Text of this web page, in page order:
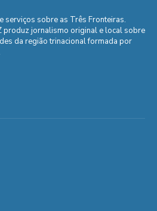
serviços sobre as Três Fronteiras.
produz jornalismo original e local sobre
da região trinacional formada por